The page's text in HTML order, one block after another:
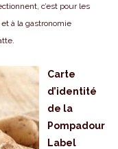
c’est pour les
à la gastronomie
Carte
d’identité
de la
Pompadour
Label